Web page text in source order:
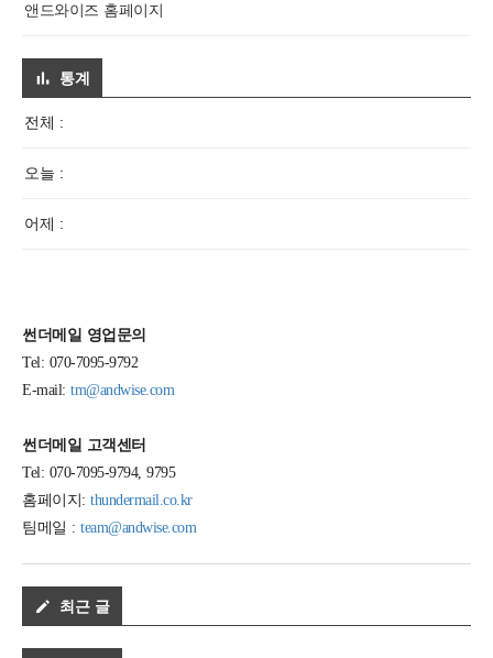
앤드와이즈 홈페이지
통계
전체 :
오늘 :
어제 :
썬더메일 영업문의
Tel: 070-7095-9792
E-mail: tm@andwise.com
썬더메일 고객센터
Tel: 070-7095-9794, 9795
홈페이지: thundermail.co.kr
팀메일 : team@andwise.com
최근 글